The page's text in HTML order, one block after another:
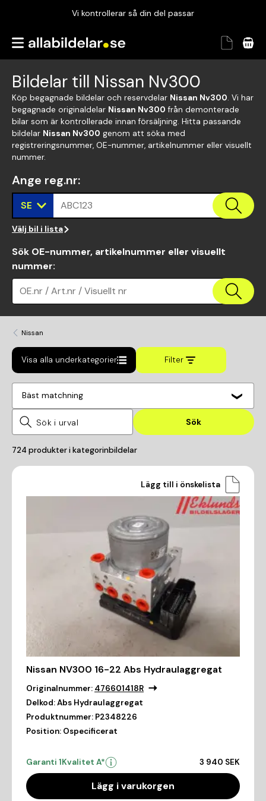
Vi kontrollerar så din del passar
Garanterad passform
Bildelar till Nissan Nv300
Köp begagnade bildelar och reservdelar Nissan Nv300. Vi har
begagnade originaldelar Nissan Nv300 från demonterade
bilar som är kontrollerade innan försäljning. Hitta passande
bildelar Nissan Nv300 genom att söka med
registreringsnummer, OE-nummer, artikelnummer eller visuellt
nummer.
Ange reg.nr:
SE ABC123
Välj bil i lista
Sök OE-nummer, artikelnummer eller visuellt
nummer:
OE.nr / Art.nr / Visuellt nr
Nissan
Visa alla underkategorier Filter
Bäst matchning
Sök
724 produkter i kategorinbildelar
Lägg till i önskelista
Nissan NV300 16-22 Abs Hydraulaggregat
Originalnummer: 476601418R
Delkod:Abs Hydraulaggregat
Produktnummer: P2348226
Position: Ospecificerat
Garanti 1Kvalitet A* 3 940 SEK
Lägg i varukorgen